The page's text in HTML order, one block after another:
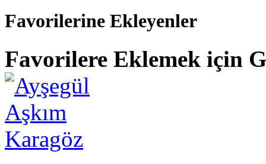
Favorilerine Ekleyenler
Favorilere Eklemek için